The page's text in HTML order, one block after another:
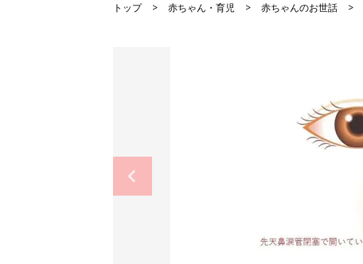
トップ 赤ちゃん・育児 赤ちゃんのお世話